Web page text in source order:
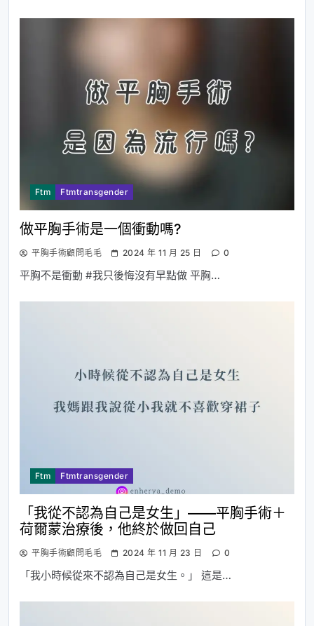
Ftm Ftmtransgender
做平胸手術是一個衝動嗎?
平胸手術顧問毛毛 2024 年 11 月 25 日 0
平胸不是衝動 #我只後悔沒有早點做 平胸…
Ftm Ftmtransgender
「我從不認為自己是女生」——平胸手術＋
荷爾蒙治療後，他終於做回自己
平胸手術顧問毛毛 2024 年 11 月 23 日 0
「我小時候從來不認為自己是女生。」 這是…